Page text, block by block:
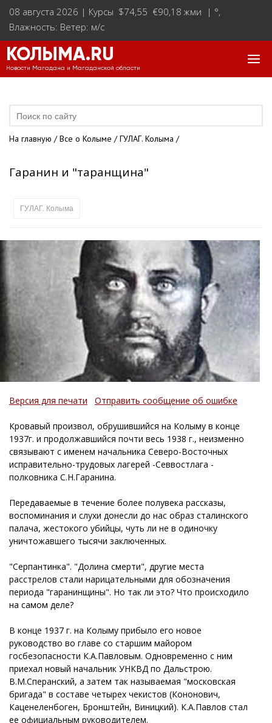
08 августа 2026 | Курсы $74,55 €90,18 жми | °,
Влажность: Ветер: м/с
КОЛЫМА.RU
Новости Магадана и Магаданской области
На главную /Все о Колыме /ГУЛАГ. Колыма /
Гаранин и "таранщина"
ГУЛАГ. Колыма
Версия для печати Отправить сообщение об ошибке
Кровавый произвол, обрушившийся на Колыму в конце
1937г. и продолжавшийся почти весь 1938 г., неизменно
связывают с именем начальника Северо-Восточных
исправительно-трудовых лагерей -Севвостлага -
полковника С.Н.Гаранина.
Передаваемые в течение более полувека рассказы,
воспоминания и слухи донесли до нас образ сталинского
палача, жестокого убийцы, чуть ли не в одиночку
уничтожавшего тысячи заключенных.
"Серпантинка". "Долина смерти", другие места
расстрелов стали нарицательными для обозначения
периода "гаранинщины". Но так ли это? Что происходило
на самом деле?
В конце 1937 г. на Колыму прибыло его новое
руководство во главе со старшим майором
госбезопасности К.А.Павловым. Одновременно с ним
приехал новый начальник УНКВД по Дальстрою.
В.М.Сперанский, а затем так называемая "московская
бригада" в составе четырех чекистов (Кононович,
Каценеленбоген, Бронштейн, Виницкий). К.А.Павлов стал
ее официальным руководителем.